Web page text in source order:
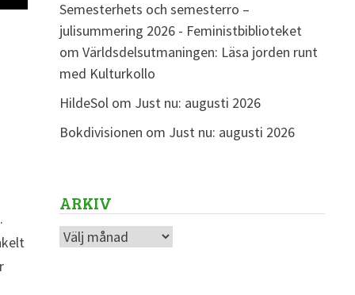
Semesterhets och semesterro –
julisummering 2026 - Feministbiblioteket
om Världsdelsutmaningen: Läsa jorden runt
med Kulturkollo
HildeSolom Just nu: augusti 2026
Bokdivisionen om Just nu: augusti 2026
ARKIV
Arkiv